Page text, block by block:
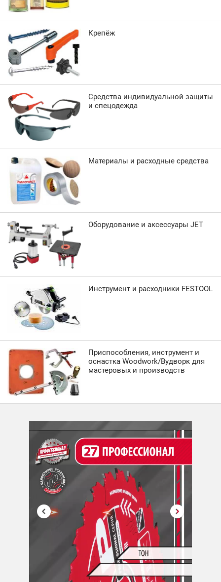
Крепёж
Средства индивидуальной защиты
и спецодежда
Материалы и расходные средства
Оборудование и аксессуары JET
Инструмент и расходники FESTOOL
Приспособления, инструмент и
оснастка Woodwork/Вудворк для
мастеровых и производств